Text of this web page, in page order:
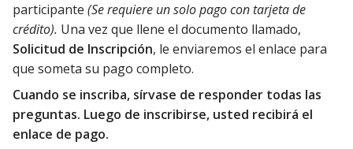
participante (Se requiere un solo pago con tarjeta de
crédito). Una vez que llene el documento llamado,
Solicitud de Inscripción, le enviaremos el enlace para
que someta su pago completo.
Cuando se inscriba, sírvase de responder todas las
preguntas. Luego de inscribirse, usted recibirá el
enlace de pago.